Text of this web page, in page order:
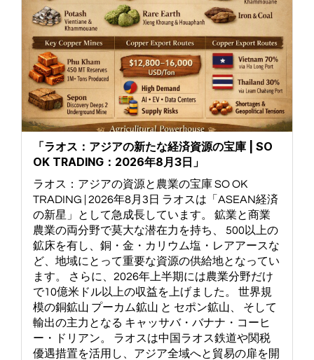
「ラオス：アジアの新たな経済資源の宝庫 | SO
OK TRADING：2026年8月3日」
ラオス：アジアの資源と農業の宝庫 SO OK
TRADING | 2026年8月3日 ラオスは「ASEAN経済
の新星」として急成長しています。 鉱業と商業
農業の両分野で莫大な潜在力を持ち、 500以上の
鉱床を有し、銅・金・カリウム塩・レアアースな
ど、地域にとって重要な資源の供給地となってい
ます。 さらに、2026年上半期には農業分野だけ
で10億米ドル以上の収益を上げました。 世界規
模の銅鉱山 プーカム鉱山 と セポン鉱山、 そして
輸出の主力となる キャッサバ・バナナ・コーヒ
ー・ドリアン。 ラオスは中国ラオス鉄道や関税
優遇措置を活用し、アジア全域へと貿易の扉を開